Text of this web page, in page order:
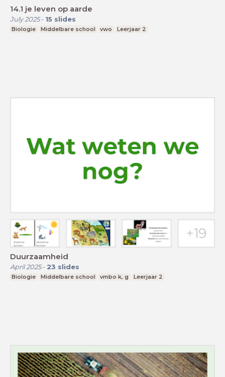
14.1 je leven op aarde
July 2025- 15 slides
Biologie Middelbare school vwo Leerjaar 2
Duurzaamheid
April 2025- 23 slides
Biologie Middelbare school vmbo k, g Leerjaar 2